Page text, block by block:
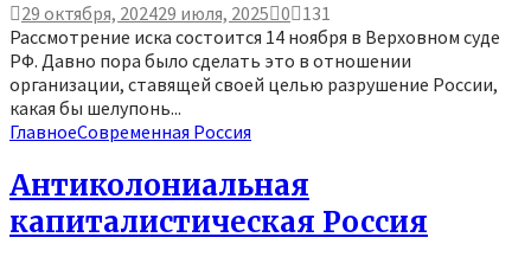
29 октября, 202429 июля, 2025 0 131
Рассмотрение иска состоится 14 ноября в Верховном суде
РФ. Давно пора было сделать это в отношении
организации, ставящей своей целью разрушение России,
какая бы шелупонь...
ГлавноеСовременная Россия
Антиколониальная
капиталистическая Россия